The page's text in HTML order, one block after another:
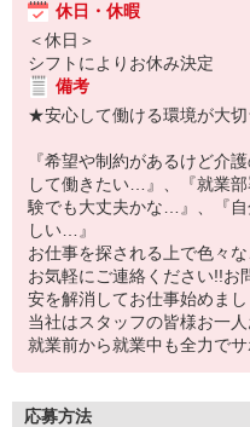
休日・休暇
＜休日＞
シフトによりお休み決定
備考
★安心して働ける環境が大
『希望や制約があるけど介
して働きたい…』、『就業
験でも大丈夫かな…』、『
しい…』
お仕事を探される上で色々
お気軽にご連絡ください!!お
安を解消してお仕事始めまし
当社はスタッフの皆様お一
就業前から就業中も全力で
応募方法